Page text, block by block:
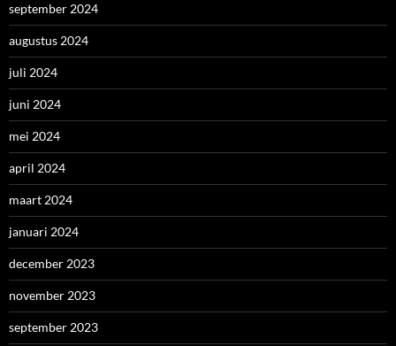
september 2024
augustus 2024
juli 2024
juni 2024
mei 2024
april 2024
maart 2024
januari 2024
december 2023
november 2023
september 2023